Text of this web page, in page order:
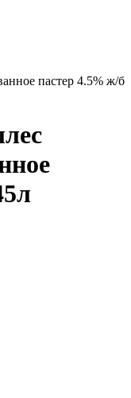
пастер 4.5% ж/б